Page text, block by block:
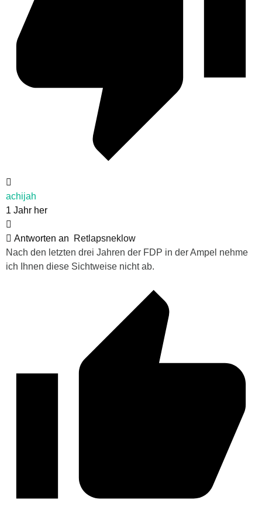
achijah
1 Jahr her
Antworten an
Retlapsneklow
Nach den letzten drei Jahren der FDP in der Ampel nehme
ich Ihnen diese Sichtweise nicht ab.